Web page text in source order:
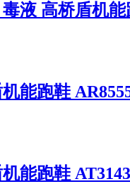
液 高桥盾机能
能跑鞋
能跑鞋